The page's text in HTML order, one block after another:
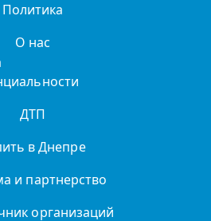
Политика
О нас
ДТП
в Днепре
и партнерство
организаций